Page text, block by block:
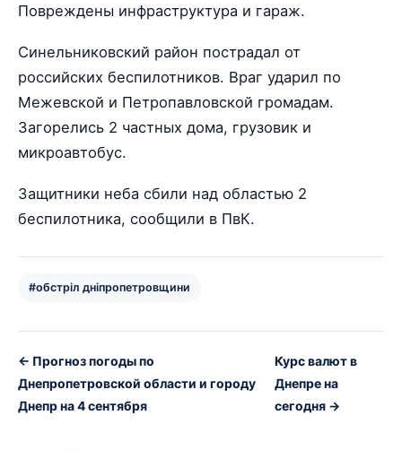
Повреждены инфраструктура и гараж.
Синельниковский район пострадал от
российских беспилотников. Враг ударил по
Межевской и Петропавловской громадам.
Загорелись 2 частных дома, грузовик и
микроавтобус.
Защитники неба сбили над областью 2
беспилотника, сообщили в ПвК.
#обстріл дніпропетровщини
← Прогноз погоды по
Днепропетровской области и городу
Днепр на 4 сентября
Курс валют в
Днепре на
сегодня →